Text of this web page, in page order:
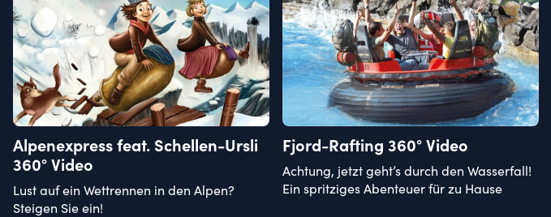
Alpenexpress feat. Schellen-Ursli
360° Video
Lust auf ein Wettrennen in den Alpen?
Steigen Sie ein!
Fjord-Rafting 360° Video
Achtung, jetzt geht’s durch den Wasserfall!
Ein spritziges Abenteuer für zu Hause